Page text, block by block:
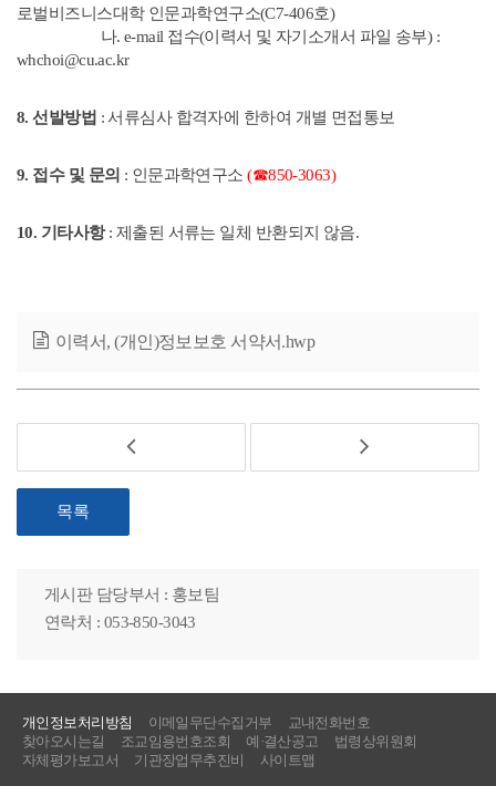
로벌비즈니스대학 인문과학연구소(C7-406호)
나. e-mail 접수(이력서 및 자기소개서 파일 송부) :
whchoi@cu.ac.kr
8. 선발방법 : 서류심사 합격자에 한하여 개별 면접통보
9. 접수 및 문의 : 인문과학연구소(☎850-3063)
10. 기타사항: 제출된 서류는 일체 반환되지 않음.
이력서, (개인)정보보호 서약서.hwp
목록
게시판 담당부서 : 홍보팀
연락처 : 053-850-3043
개인정보처리방침 이메일무단수집거부
교내전화번호
찾아오시는길
조교임용번호조회 예·결산공고
법령상위원회
자체평가보고서
기관장업무추진비 사이트맵